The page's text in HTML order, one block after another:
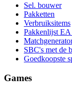
Sel. bouwer
Pakketten
Verbruiksitems
Pakkenlijst
SBC's met de
Goedkoopste
Games